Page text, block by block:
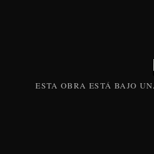
ESTAOBRA ESTÁ BAJO